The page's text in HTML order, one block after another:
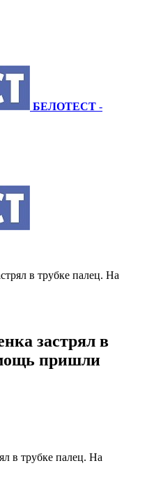
БЕЛОТЕСТ -
в трубке палец. На
застрял в
пришли